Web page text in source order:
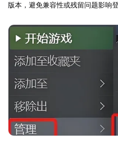
版本，避免兼容性或残留问题影响登